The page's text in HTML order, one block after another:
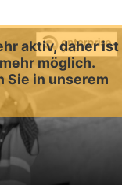
aktiv, daher ist
möglich.
Sie in unserem